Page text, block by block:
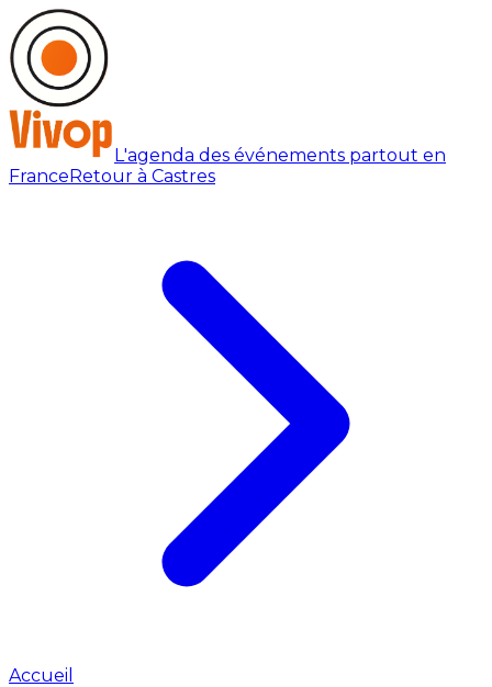
L'agenda des événements partout en
FranceRetour à Castres
Accueil